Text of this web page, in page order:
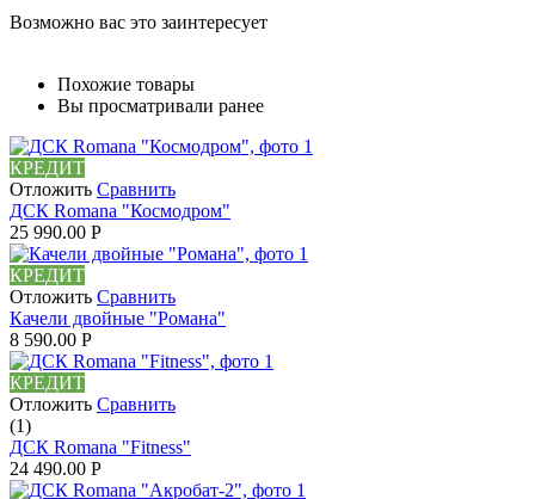
Возможно вас это заинтересует
Похожие товары
Вы просматривали ранее
КРЕДИТ
Отложить Сравнить
ДСК Romana "Космодром"
25 990.00 Р
КРЕДИТ
Отложить Сравнить
Качели двойные "Романа"
8 590.00 Р
КРЕДИТ
Отложить Сравнить
(1)
ДСК Romana "Fitness"
24 490.00 Р